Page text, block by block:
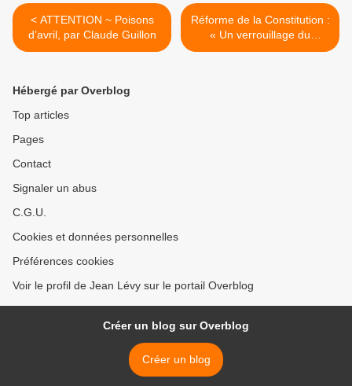
< ATTENTION ~ Poisons
d’avril, par Claude Guillon
Réforme de la Constitution :
« Un verrouillage du
Parlement assez inquiétant
Hébergé par Overblog
Top articles
Pages
Contact
Signaler un abus
C.G.U.
Cookies et données personnelles
Préférences cookies
Voir le profil de Jean Lévy sur le portail Overblog
Créer un blog sur Overblog
Créer un blog